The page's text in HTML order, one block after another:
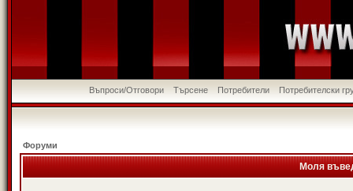
Въпроси/Отговори Търсене Потребители Потребителски
Форуми
Моля